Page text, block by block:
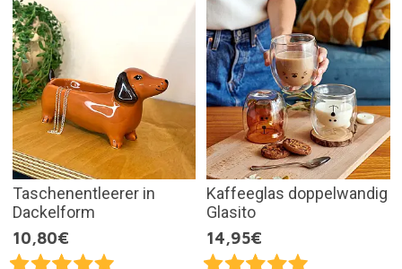
Taschenentleerer in
Dackelform
10,80€
Kaffeeglas doppelwandig
Glasito
14,95€